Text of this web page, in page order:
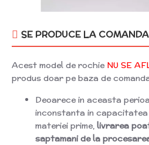
SE PRODUCE LA
Acest model de rochie NU SE
produs doar pe baza de
Deoarece in aceasta
inconstanta in
materiei prime, livrarea
saptamani de la